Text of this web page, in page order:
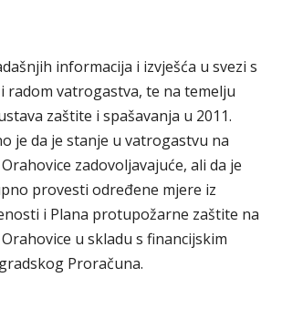
informacija i izvješća u svezi s
radom vatrogastva, te na temelju
zaštite i spašavanja u 2011.
je da je stanje u vatrogastvu na
zadovoljavajuće, ali da je
provesti određene mjere iz
i Plana protupožarne zaštite na
u skladu s financijskim
Proračuna.